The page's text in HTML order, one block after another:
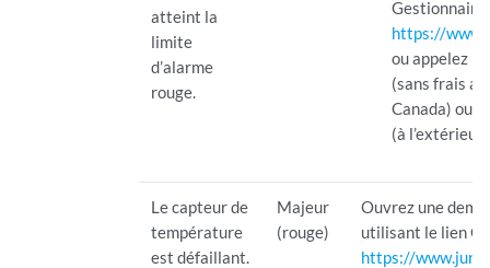
atteint la
limite
d’alarme
rouge.
Gestionnaire
https://
ou appelez
(sans frais
Canada) ou
(à l’extérieur
Le capteur de
température
est défaillant.
Majeur
(rouge)
Ouvrez une
utilisant le lien
https://